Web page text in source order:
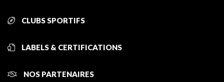
CLUBS SPORTIFS
LABELS & CERTIFICATIONS
NOS PARTENAIRES